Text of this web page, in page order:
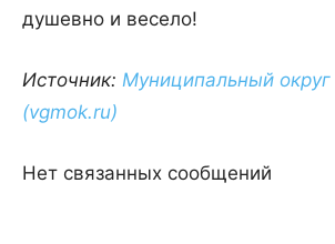
душевно и весело!
Источник: Муниципальный округ
(vgmok.ru)
Нет связанных сообщений